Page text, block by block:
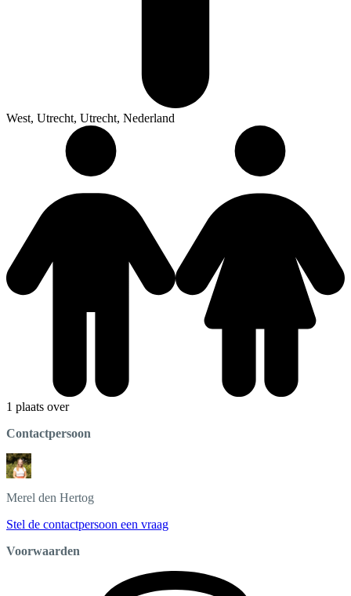
West, Utrecht, Utrecht, Nederland
1 plaats over
Contactpersoon
Merel den Hertog
Stel de contactpersoon een vraag
Voorwaarden